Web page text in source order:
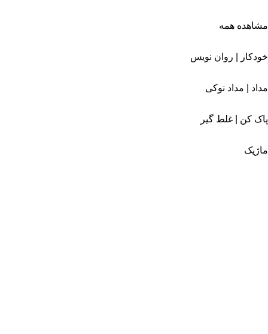
مشاهده همه
خودکار | روان نویس
مداد | مداد نوکی
پاک کن | غلط گیر
ماژیک